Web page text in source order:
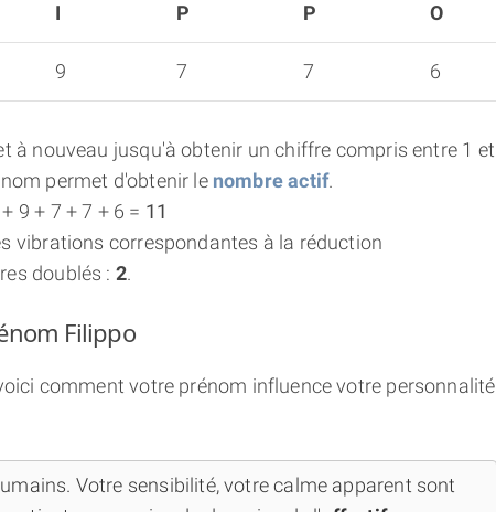
I P P O
9 7 7 6
à nouveau jusqu'à obtenir un chiffre compris entre 1 et
permet d'obtenir le nombre actif.
9 + 7 + 7 + 6 = 11
vibrations correspondantes à la réduction
doublés : 2.
Filippo
comment votre prénom influence votre personnalité
Votre sensibilité, votre calme apparent sont